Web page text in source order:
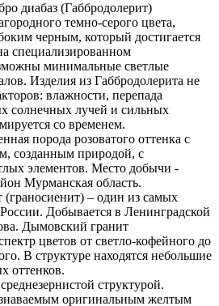
диабаз (Габбродолерит)
темно-серого цвета,
черным, который достигается
специализированном
минимальные светлые
Изделия из Габбродолерита не
влажности, перепада
солнечных лучей и сильных
со временем.
порода розоватого оттенка с
созданным природой, с
элементов. Место добычи -
Мурманская область.
– один из самых
Добывается в Ленинградской
Дымовский гранит
цветов от светло-кофейного до
В структуре находятся небольшие
оттенков.
структурой.
оригинальным желтым